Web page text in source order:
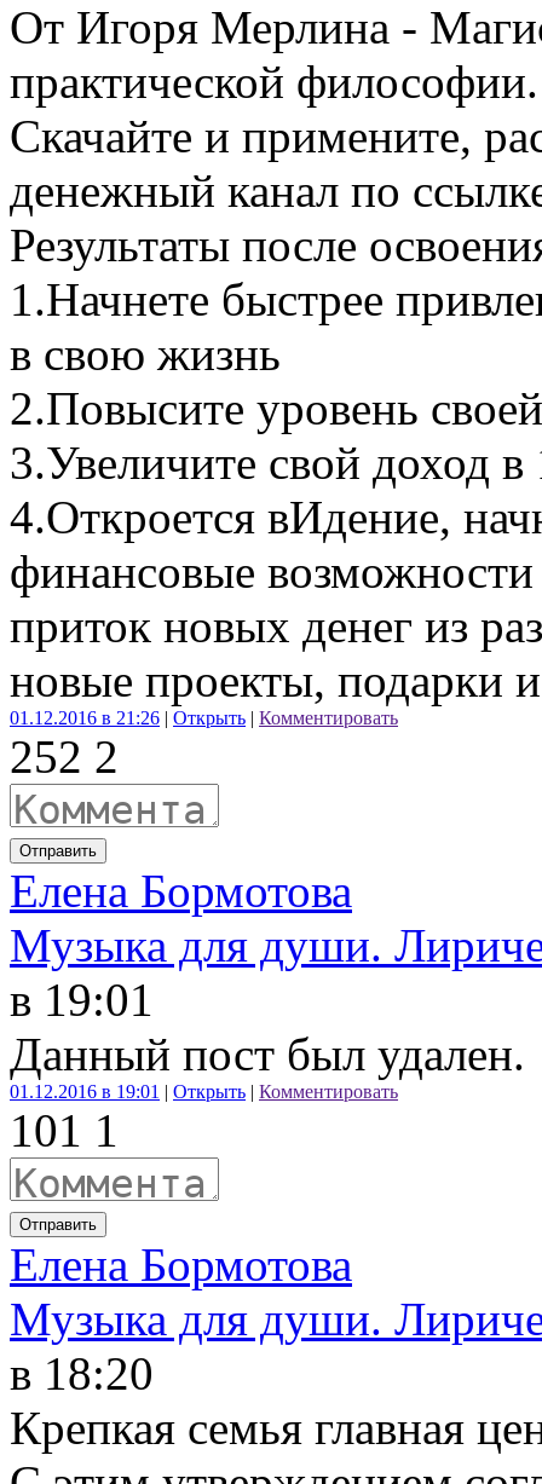
От Игоря Мерлина -
практической философии.
Скачайте и примените,
денежный канал по
Результаты после
1.Начнете быстрее
в свою жизнь
2.Повысите уровень
3.Увеличите свой доход в
4.Откроется вИдение,
финансовые возможности
приток новых денег из
новые проекты, подарки
01.12.2016 в 21:26 | Открыть | Комментировать
252 2
Отправить
Елена Бормотова
Музыка для души.
в 19:01
Данный пост был удален.
01.12.2016 в 19:01 | Открыть | Комментировать
101 1
Отправить
Елена Бормотова
Музыка для души.
в 18:20
Крепкая семья главная